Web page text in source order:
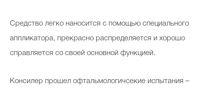
Средство легко наносится с помощью специального
аппликатора, прекрасно распределяется и хорошо
справляется со своей основной функцией.
Консилер прошел офтальмологичсекие испытания –